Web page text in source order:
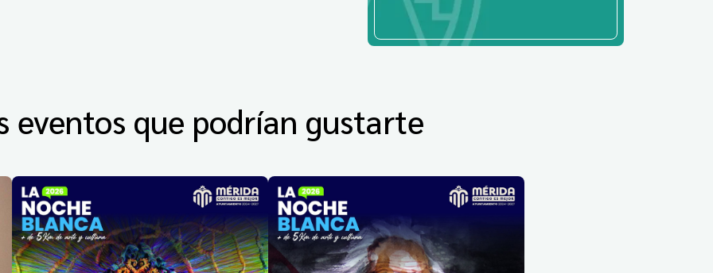
eventos que podrían gustarte